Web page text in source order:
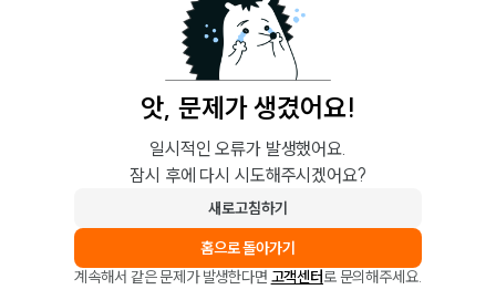
앗, 문제가 생겼어요!
일시적인 오류가 발생했어요.
잠시 후에 다시 시도해주시겠어요?
새로고침하기
홈으로 돌아가기
계속해서 같은 문제가 발생한다면 고객센터로 문의해주세요.